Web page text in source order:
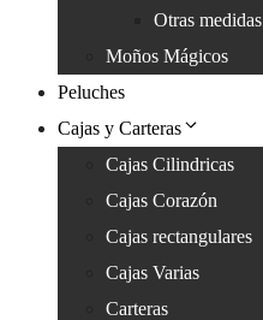
Otras medidas
Moños Mágicos
Peluches
Cajas y Carteras
Cajas Cilindricas
Cajas Corazón
Cajas rectangulares
Cajas Varias
Carteras